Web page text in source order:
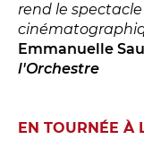
Tarifs,
rend le
Emmanuelle
l'Orchestre
EN TOURNÉE À